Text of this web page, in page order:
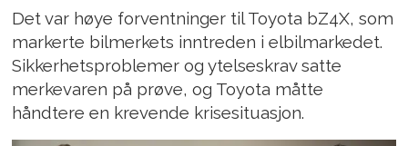
Det var høye forventninger til Toyota bZ4X, som
markerte bilmerkets inntreden i elbilmarkedet.
Sikkerhetsproblemer og ytelseskrav satte
merkevaren på prøve, og Toyota måtte
håndtere en krevende krisesituasjon.